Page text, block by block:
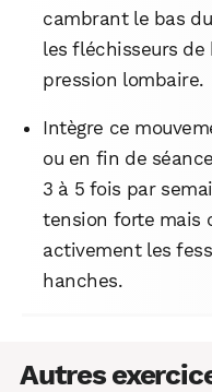
cambrant le bas
les fléchisseurs
pression lombaire.
Intègre ce
ou en fin de
3 à 5 fois par
tension forte mais
activement les
hanches.​​
Autres